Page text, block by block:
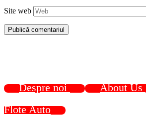
Site web
Despre noi About Us
Flote Auto